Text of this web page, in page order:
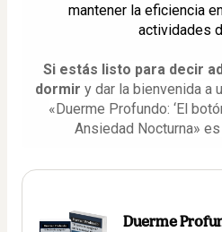
mantener la eficiencia
actividades
Si estás listo para decir
dormir y dar la bienvenida a
«Duerme Profundo: ‘El
Ansiedad Nocturna»
Duerme